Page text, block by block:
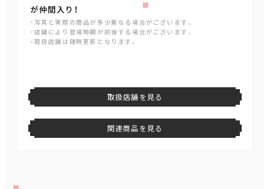
が仲間入り！
・写真と実際の商品が多少異なる場合がございます。
・店舗により登場時期が前後する場合がございます。
・取扱店舗は随時更新となります。
取扱店舗を見る
関連商品を見る